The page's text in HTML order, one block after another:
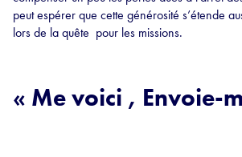
peut espérer que cette générosité s’étende
lors de la quête pour les missions.
« Me voici , Envoie-